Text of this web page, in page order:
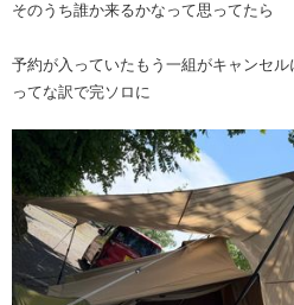
そのうち誰か来るかなって思ってたら
予約が入っていたもう一組がキャンセル
ってな訳で完ソロに